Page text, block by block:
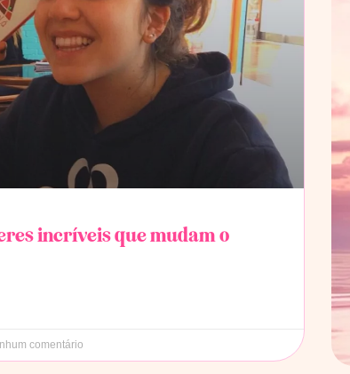
incríveis que mudam o
comentário